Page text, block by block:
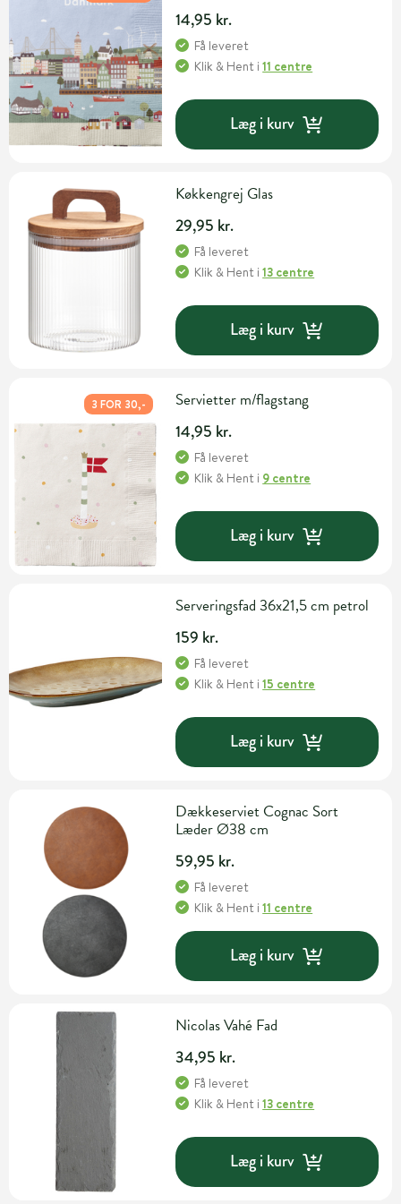
14,95 kr.
Få leveret
Klik & Hent i11 centre
Læg i kurv
Køkkengrej Glas
29,95 kr.
Få leveret
Klik & Hent i13 centre
Læg i kurv
3 FOR 30,- Servietter m/flagstang
14,95 kr.
Få leveret
Klik & Hent i 9 centre
Læg i kurv
Serveringsfad 36x21,5 cm petrol
159 kr.
Få leveret
Klik & Hent i15 centre
Læg i kurv
Dækkeserviet Cognac Sort
Læder Ø38 cm
59,95 kr.
Få leveret
Klik & Hent i11 centre
Læg i kurv
Nicolas Vahé Fad
34,95 kr.
Få leveret
Klik & Hent i13 centre
Læg i kurv